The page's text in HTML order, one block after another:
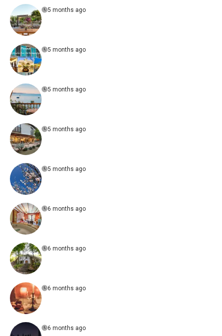
5 months ago
5 months ago
5 months ago
5 months ago
5 months ago
6 months ago
6 months ago
6 months ago
6 months ago